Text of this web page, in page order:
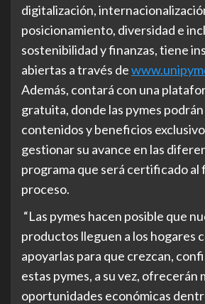
digitalización,
posicionamiento, diversidad e
sostenibilidad y finanzas, tiene
abiertas a través de
Además, contará con una
gratuita, donde las pymes
contenidos y beneficios
gestionar su avance en las
programa que será certificado al
proceso.
“Las pymes hacen posible que
productos lleguen a los hogares
apoyarlas para que crezcan,
estas pymes, a su vez, ofrecerán
oportunidades económicas